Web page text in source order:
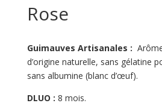
Rose
Guimauves Artisanales :
d’origine naturelle, sans gélatine
sans albumine (blanc d’œuf).
DLUO : 8 mois.